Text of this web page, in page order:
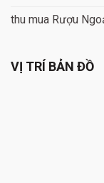
thu mua Rượu
VỊ TRÍ BẢN ĐỒ